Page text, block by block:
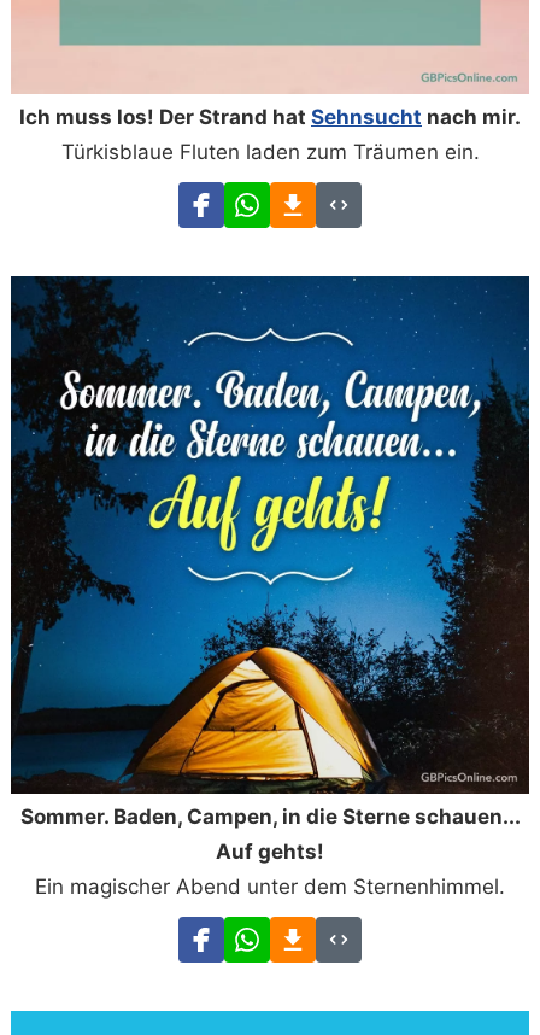
Ich muss los! Der Strand hat Sehnsucht nach mir.
Türkisblaue Fluten laden zum Träumen ein.
Sommer. Baden, Campen, in die Sterne schauen...
Auf gehts!
Ein magischer Abend unter dem Sternenhimmel.